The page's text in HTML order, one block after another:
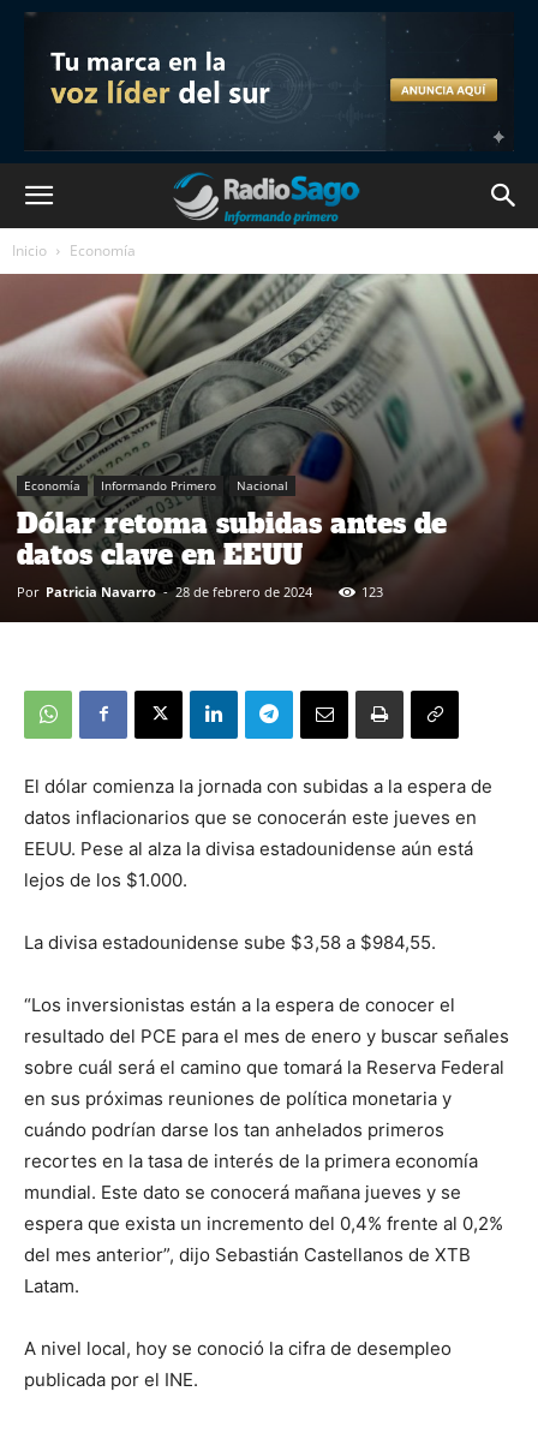
Inicio Economía
Economía Informando Primero Nacional
Dólar retoma subidas antes de
datos clave en EEUU
Por Patricia Navarro - 28 de febrero de 2024 123
El dólar comienza la jornada con subidas a la espera de
datos inflacionarios que se conocerán este jueves en
EEUU. Pese al alza la divisa estadounidense aún está
lejos de los $1.000.
La divisa estadounidense sube $3,58 a $984,55.
“Los inversionistas están a la espera de conocer el
resultado del PCE para el mes de enero y buscar señales
sobre cuál será el camino que tomará la Reserva Federal
en sus próximas reuniones de política monetaria y
cuándo podrían darse los tan anhelados primeros
recortes en la tasa de interés de la primera economía
mundial. Este dato se conocerá mañana jueves y se
espera que exista un incremento del 0,4% frente al 0,2%
del mes anterior”, dijo Sebastián Castellanos de XTB
Latam.
A nivel local, hoy se conoció la cifra de desempleo
publicada por el INE.